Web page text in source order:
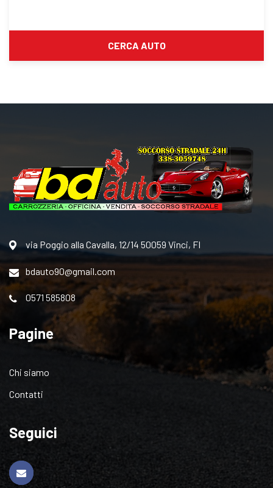
via Poggio alla Cavalla, 12/14 50059 Vinci, FI
bdauto90@gmail.com
0571 585808
Pagine
Chi siamo
Contatti
Seguici